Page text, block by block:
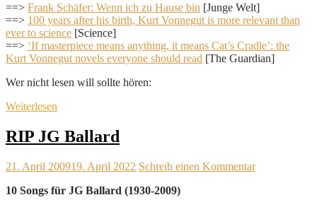
==> Frank Schäfer: Wenn ich zu Hause bin [Junge Welt]
==> 100 years after his birth, Kurt Vonnegut is more relevant than
ever to science [Science]
==> ‘If masterpiece means anything, it means Cat’s Cradle’: the
Kurt Vonnegut novels everyone should read [The Guardian]
Wer nicht lesen will sollte hören:
Weiterlesen
RIP JG Ballard
21. April 200919. April 2022 Schreib einen Kommentar
10 Songs für JG Ballard (1930-2009)